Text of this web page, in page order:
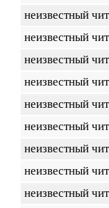
неизвестный
неизвестный
неизвестный
неизвестный
неизвестный
неизвестный
неизвестный
неизвестный
неизвестный